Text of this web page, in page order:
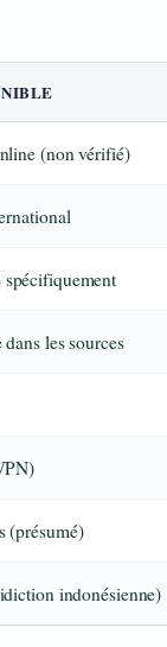
(non vérifié)
les sources
(présumé)
indonésienne)